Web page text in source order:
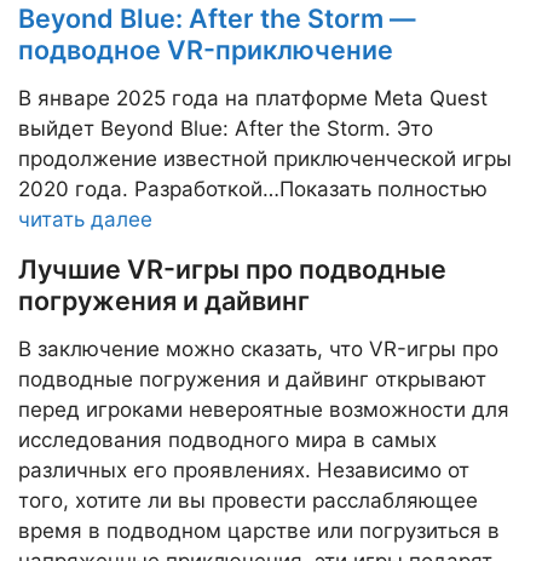
Beyond Blue: After the Storm —
подводное VR-приключение
В январе 2025 года на платформе Meta Quest
выйдет Beyond Blue: After the Storm. Это
продолжение известной приключенческой игры
2020 года. Разработкой…Показать полностью
читать далее
Лучшие VR-игры про подводные
погружения и дайвинг
В заключение можно сказать, что VR-игры про
подводные погружения и дайвинг открывают
перед игроками невероятные возможности для
исследования подводного мира в самых
различных его проявлениях. Независимо от
того, хотите ли вы провести расслабляющее
время в подводном царстве или погрузиться в